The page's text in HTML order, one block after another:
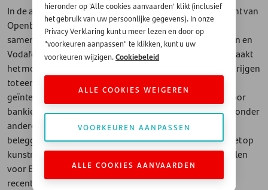
In de afgelopen jaren heeft het gezamenlijke management van
Openbank en SCF nieuwe activiteiten ontwikkeld door
samenwerkingen met grote retailers zoals Apple, Amazon en
Vodafone in verschillende Europese landen. Deze stap maakt
het mogelijk dat klanten van SCF en Openbank toegang krijgen
tot een breder productaanbod via een vereenvoudigd en
geïntegreerd digitaal platform, met één toegangspunt voor
bankieren, lenen en betaaloplossingen. Openbank biedt onder
andere in diverse markten een geautomatiseerde
beleggingsdienst (Robo Advisor), een brokerplatform met op
kunstmatige intelligentie gebaseerde tools dat koersdoelen
voor Europese en Amerikaanse aandelen levert, en heeft
recent een cryptohandelsdienst gelanceerd.
hieronder op 'Alle cookies aanvaarden' klikt (inclusief
het gebruik van uw persoonlijke gegevens). In onze
Privacy Verklaring kunt u meer lezen en door op
"voorkeuren aanpassen" te klikken, kunt u uw
voorkeuren wijzigen.Cookiebeleid
ALLE COOKIES WEIGEREN
VOORKEUREN AANPASSEN
ALLE COOKIES AANVAARDEN